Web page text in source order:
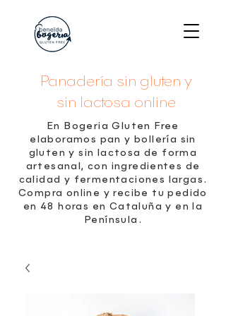
Panadería sin gluten y
sin lactosa online
En Bogeria Gluten Free
elaboramos pan y bollería sin
gluten y sin lactosa de forma
artesanal, con ingredientes de
calidad y fermentaciones largas.
Compra online y recibe tu pedido
en 48 horas en Cataluña y en la
Península.